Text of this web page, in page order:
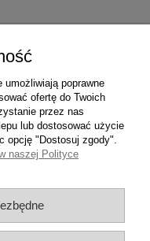
umożliwiają poprawne
ofertę do Twoich
przez nas
lub dostosować użycie
opcję "Dostosuj zgody".
naszej Polityce